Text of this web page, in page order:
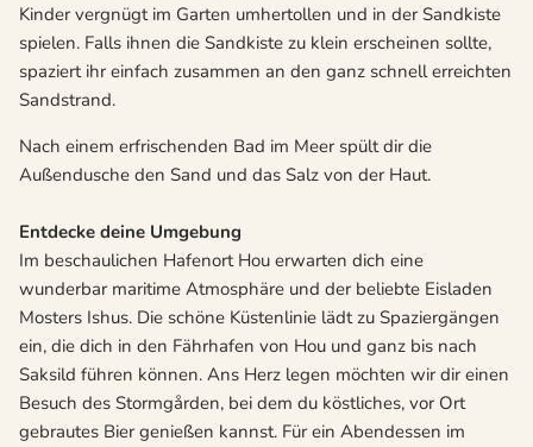
Kinder vergnügt im Garten umhertollen und in der Sandkiste
spielen. Falls ihnen die Sandkiste zu klein erscheinen sollte,
spaziert ihr einfach zusammen an den ganz schnell erreichten
Sandstrand.
Nach einem erfrischenden Bad im Meer spült dir die
Außendusche den Sand und das Salz von der Haut.
Entdecke deine Umgebung
Im beschaulichen Hafenort Hou erwarten dich eine
wunderbar maritime Atmosphäre und der beliebte Eisladen
Mosters Ishus. Die schöne Küstenlinie lädt zu Spaziergängen
ein, die dich in den Fährhafen von Hou und ganz bis nach
Saksild führen können. Ans Herz legen möchten wir dir einen
Besuch des Stormgården, bei dem du köstliches, vor Ort
gebrautes Bier genießen kannst. Für ein Abendessen im